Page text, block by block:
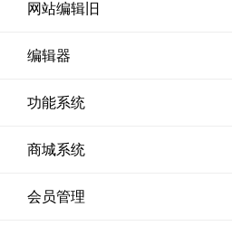
网站编辑旧
编辑器
功能系统
商城系统
会员管理